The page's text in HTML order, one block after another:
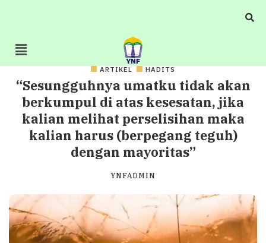
ARTIKEL HADITS
“Sesungguhnya umatku tidak akan
berkumpul di atas kesesatan, jika
kalian melihat perselisihan maka
kalian harus (berpegang teguh)
dengan mayoritas”
YNFADMIN